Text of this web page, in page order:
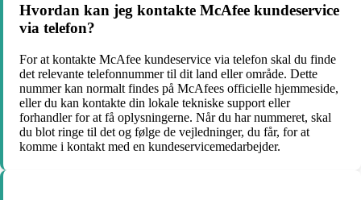
Hvordan kan jeg kontakte McAfee kundeservice
via telefon?
For at kontakte McAfee kundeservice via telefon skal du finde
det relevante telefonnummer til dit land eller område. Dette
nummer kan normalt findes på McAfees officielle hjemmeside,
eller du kan kontakte din lokale tekniske support eller
forhandler for at få oplysningerne. Når du har nummeret, skal
du blot ringe til det og følge de vejledninger, du får, for at
komme i kontakt med en kundeservicemedarbejder.